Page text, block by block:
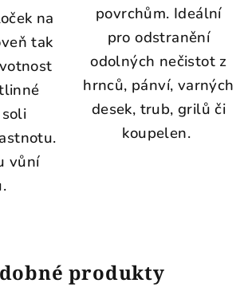
na
tak
vůní
povrchům. Ideální
pro odstranění
odolných nečistot z
hrnců, pánví, varných
desek, trub, grilů či
koupelen.
produkty